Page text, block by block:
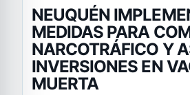
NEUQUÉN
MEDIDAS PARA
NARCOTRÁFICO Y
INVERSIONES EN
MUERTA